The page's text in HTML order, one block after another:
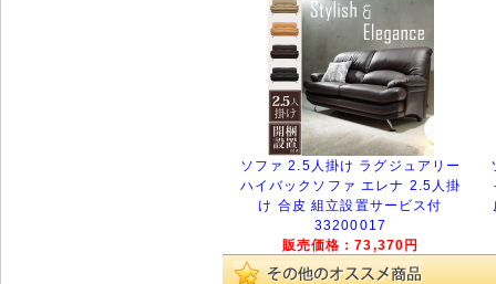
ソファ 2.5人掛け ラグジュアリー
ハイバックソファ エレナ 2.5人掛
け 合皮 組立設置サービス付
33200017
販売価格：73,370円